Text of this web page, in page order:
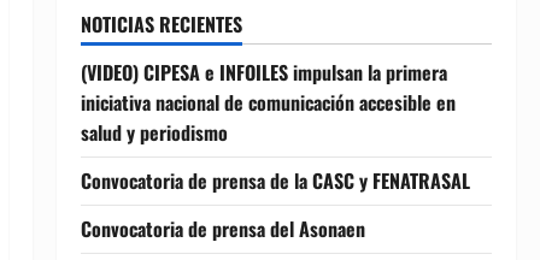
NOTICIAS RECIENTES
(VIDEO) CIPESA e INFOILES impulsan la primera
iniciativa nacional de comunicación accesible en
salud y periodismo
Convocatoria de prensa de la CASC y FENATRASAL
Convocatoria de prensa del Asonaen